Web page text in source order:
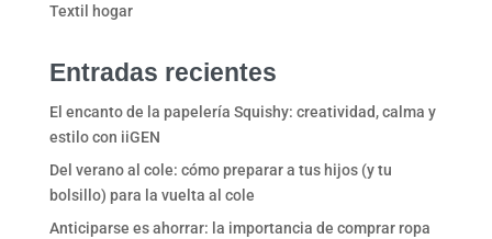
Textil hogar
Entradas recientes
El encanto de la papelería Squishy: creatividad, calma y
estilo con iiGEN
Del verano al cole: cómo preparar a tus hijos (y tu
bolsillo) para la vuelta al cole
Anticiparse es ahorrar: la importancia de comprar ropa